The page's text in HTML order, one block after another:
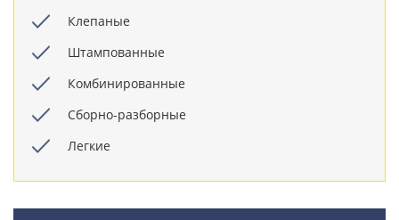
Клепаные
Штампованные
Комбинированные
Сборно-разборные
Легкие